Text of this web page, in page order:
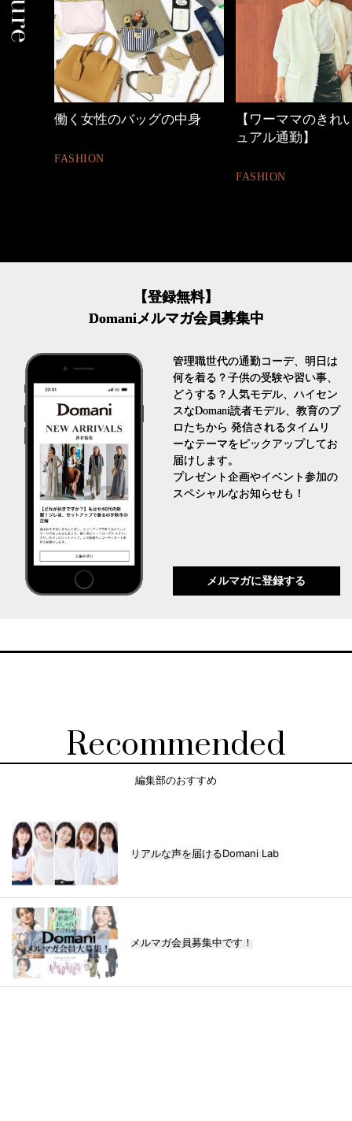
【ワーママのきれいめカジ
40代の小顔メイク
【登録無料】
Domaniメルマガ会員募集中
管理職世代の通勤コーデ、明日は
何を着る？子供の受験や習い事、
どうする？人気モデル、ハイセン
スなDomani読者モデル、教育のプ
ロたちから 発信されるタイムリ
ーなテーマをピックアップしてお
届けします。
プレゼント企画やイベント参加の
スペシャルなお知らせも！
メルマガに登録する
Recommended
編集部のおすすめ
リアルな声を届けるDomani Lab
メルマガ会員募集中です！